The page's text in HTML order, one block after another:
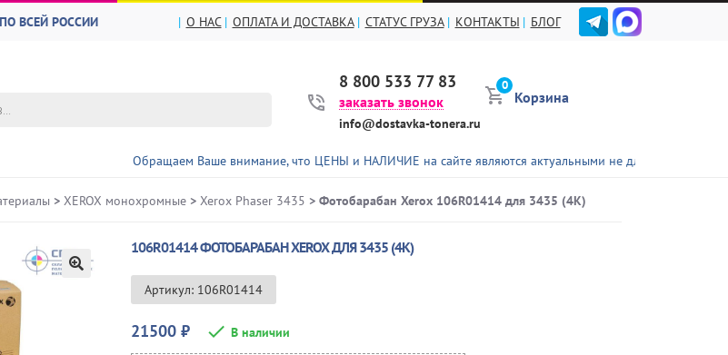
ВСЕЙ РОССИИ О НАС ОПЛАТА И ДОСТАВКА СТАТУС ГРУЗА КОНТАКТЫ БЛОГ
8 800 533 77 83
заказать звонок
info@dostavka-tonera.ru
0
Корзина
Обращаем Ваше внимание, что ЦЕНЫ и НАЛИЧИЕ на сайте являются актуальными не для всех
> XEROX монохромные> Xerox Phaser 3435 > Фотобарабан Xerox 106R01414 для 3435 (4K)
106R01414 ФОТОБАРАБАН XEROX ДЛЯ 3435 (4K)
Артикул: 106R01414
21500₽ В наличии